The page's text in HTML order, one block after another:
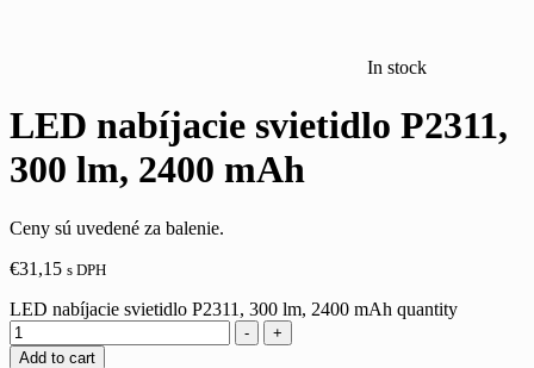
In stock
LED nabíjacie svietidlo P2311,
300 lm, 2400 mAh
Ceny sú uvedené za balenie.
€31,15 s DPH
LED nabíjacie svietidlo P2311, 300 lm, 2400 mAh quantity
-
+
Add to cart